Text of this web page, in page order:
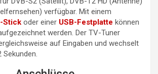
verfügbar. Mit einem
Stick oder einer USB-Festplatte können
werden. Der TV-Tuner
auf Eingaben und wechselt
Sekunden.